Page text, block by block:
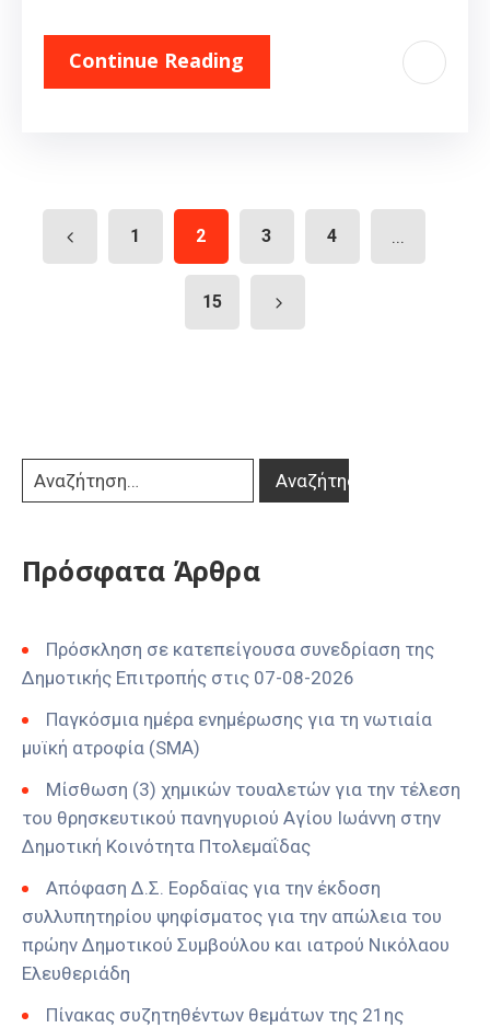
Continue Reading
1 2 3 4 ...
15
Πρόσφατα Άρθρα
Πρόσκληση σε κατεπείγουσα συνεδρίαση της
Δημοτικής Επιτροπής στις 07-08-2026
Παγκόσμια ημέρα ενημέρωσης για τη νωτιαία
μυϊκή ατροφία (SMA)
Μίσθωση (3) χημικών τουαλετών για την τέλεση
του θρησκευτικού πανηγυριού Αγίου Ιωάννη στην
Δημοτική Κοινότητα Πτολεμαΐδας
Απόφαση Δ.Σ. Εορδαϊας για την έκδοση
συλλυπητηρίου ψηφίσματος για την απώλεια του
πρώην Δημοτικού Συμβούλου και ιατρού Νικόλαου
Ελευθεριάδη
Πίνακας συζητηθέντων θεμάτων της 21ης